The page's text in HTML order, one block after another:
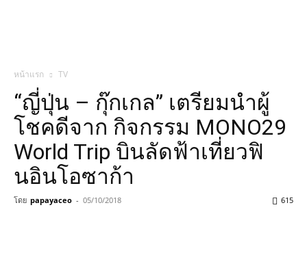
หน้าแรก TV
“ญี่ปุ่น – กุ๊กเกล” เตรียมนำผู้
โชคดีจาก กิจกรรม MONO29
World Trip บินลัดฟ้าเที่ยวฟิ
นอินโอซาก้า
โดย papayaceo - 05/10/2018 615